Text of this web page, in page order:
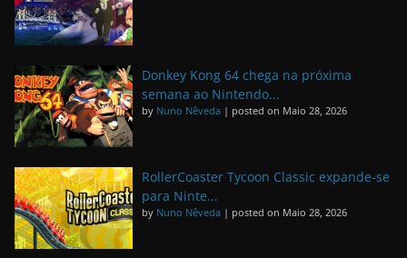
Donkey Kong 64 chega na próxima
semana ao Nintendo...
by Nuno Nêveda | posted on Maio 28, 2026
RollerCoaster Tycoon Classic expande-se
para Ninte...
by Nuno Nêveda | posted on Maio 28, 2026